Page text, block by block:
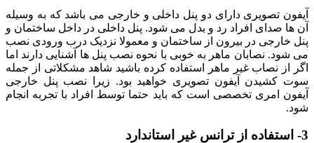
آیفون تصویری دارای دو پنل داخلی و خارجی می باشد که به وسیله
آن ها صدای افراد رد و بدل می شود. پنل داخلی در داخل ساختمان و
پنل خارجی در بیرون از ساختمان و معمولا نزدیک درب ورودی نصب
می شود. نصابان ماهر به خوبی با نحوه نصب پنل ها آشنایی دارند اما
اگر از نصاب غیر ماهر استفاده کرده باشید شاهد مشکلاتی از جمله
سوت کشیدن آیفون تصویری خواهید بود. زیرا نصب پنل خارجی
آیفون امری تخصصی است که باید حتما توسط افراد با تجربه انجام
شود.
3- استفاده از ترانس غیر استاندارد